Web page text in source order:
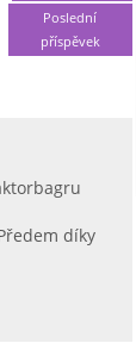
Poslední
příspěvek
díky